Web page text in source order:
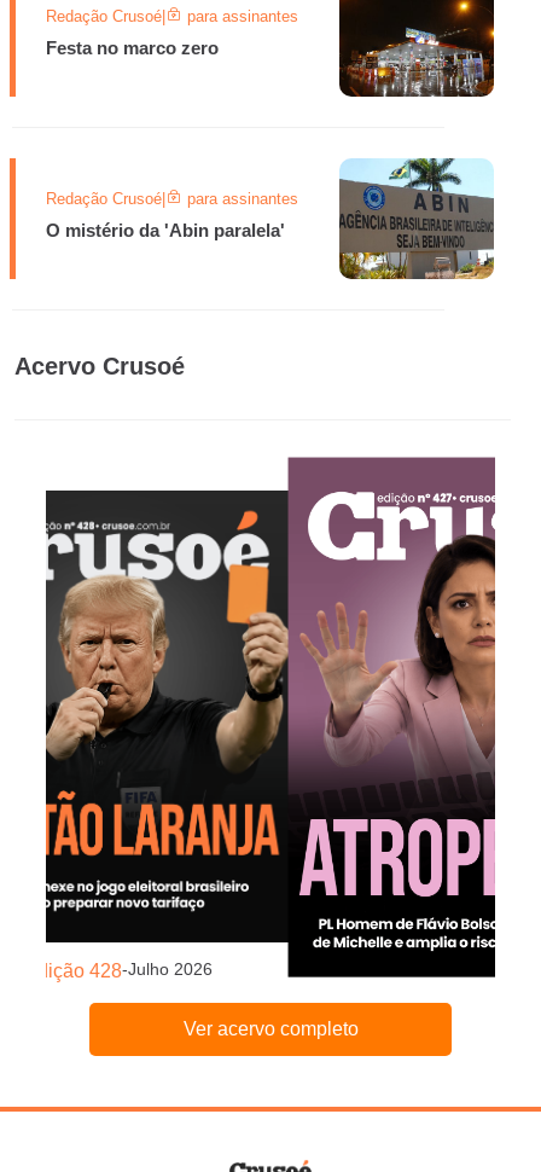
Redação Crusoé| para assinantes
Festa no marco zero
Redação Crusoé| para assinantes
O mistério da 'Abin paralela'
Acervo Crusoé
Edição 428-Julho 2026
Edição 427
Ver acervo completo